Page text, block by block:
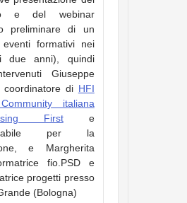
e del webinar
preliminare di un
formativi nei
due anni), quindi
Giuseppe
coordinatore di HFI
italiana
Firste
per la
e Margherita
fio.PSD e
progetti presso
(Bologna)